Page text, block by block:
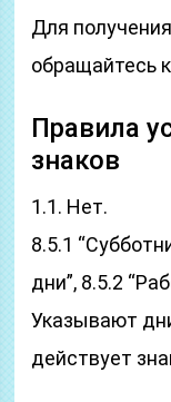
Для
обращайтесь
Правила
знаков
1.1. Нет.
8.5.1
дни”, 8.5.2
Указывают
действует